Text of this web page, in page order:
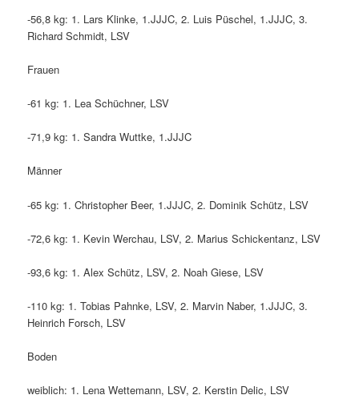
-56,8 kg: 1. Lars Klinke, 1.JJJC, 2. Luis Püschel, 1.JJJC, 3.
Richard Schmidt, LSV
Frauen
-61 kg: 1. Lea Schüchner, LSV
-71,9 kg: 1. Sandra Wuttke, 1.JJJC
Männer
-65 kg: 1. Christopher Beer, 1.JJJC, 2. Dominik Schütz, LSV
-72,6 kg: 1. Kevin Werchau, LSV, 2. Marius Schickentanz, LSV
-93,6 kg: 1. Alex Schütz, LSV, 2. Noah Giese, LSV
-110 kg: 1. Tobias Pahnke, LSV, 2. Marvin Naber, 1.JJJC, 3.
Heinrich Forsch, LSV
Boden
weiblich: 1. Lena Wettemann, LSV, 2. Kerstin Delic, LSV